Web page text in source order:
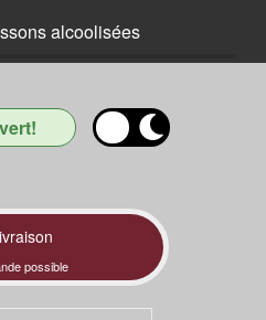
alcoolisées
possible